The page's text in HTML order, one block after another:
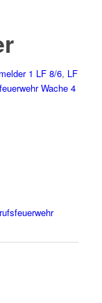
1 LF 8/6, LF
Wache 4